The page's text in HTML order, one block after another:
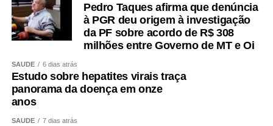
Pedro Taques afirma que denúncia
à PGR deu origem à investigação
da PF sobre acordo de R$ 308
milhões entre Governo de MT e Oi
SAÚDE 6 dias atrás
Estudo sobre hepatites virais traça
panorama da doença em onze
anos
SAÚDE 7 dias atrás